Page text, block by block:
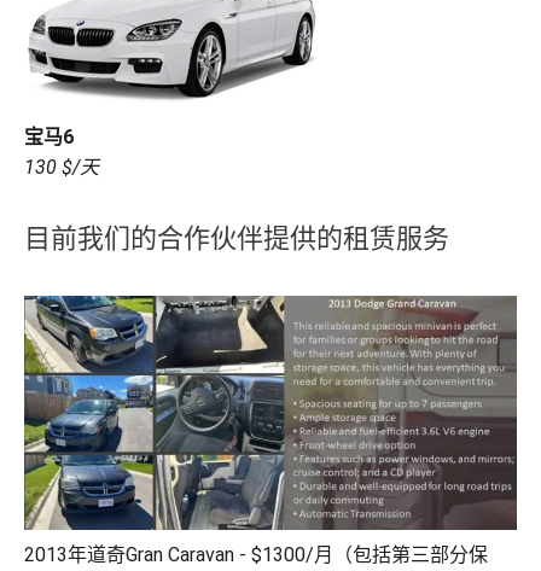
宝马6
130 $/天
目前我们的合作伙伴提供的租赁服务
2013年道奇Gran Caravan - $1300/月（包括第三部分保